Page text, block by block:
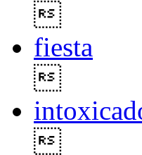
fiesta